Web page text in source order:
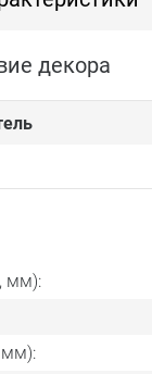
декора
мм):
мм):